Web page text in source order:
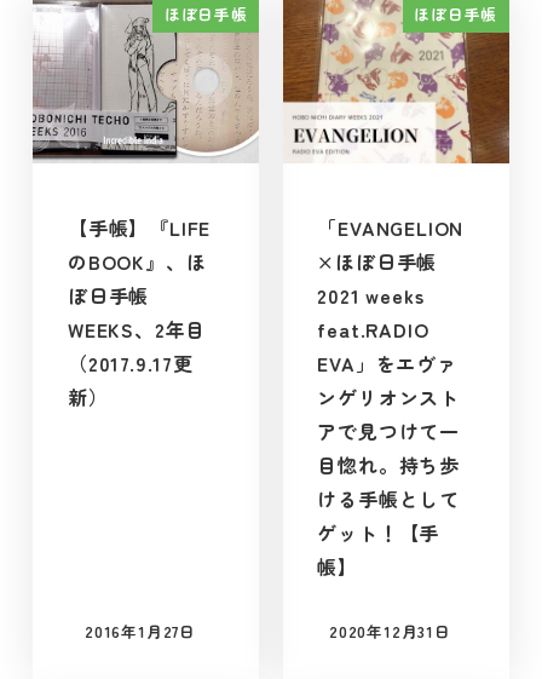
ほぼ日手帳
【手帳】『LIFE
のBOOK』、ほ
ぼ日手帳
WEEKS、2年目
（2017.9.17更
新）
投稿日
2016年1月27日
ほぼ日手帳
「EVANGELION
×ほぼ日手帳
2021 weeks
feat.RADIO
EVA」をエヴァ
ンゲリオンスト
アで見つけて一
目惚れ。持ち歩
ける手帳として
ゲット！【手
帳】
投稿日
2020年12月31日